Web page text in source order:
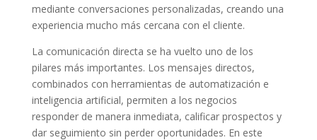
mediante conversaciones personalizadas, creando una
experiencia mucho más cercana con el cliente.
La comunicación directa se ha vuelto uno de los
pilares más importantes. Los mensajes directos,
combinados con herramientas de automatización e
inteligencia artificial, permiten a los negocios
responder de manera inmediata, calificar prospectos y
dar seguimiento sin perder oportunidades. En este